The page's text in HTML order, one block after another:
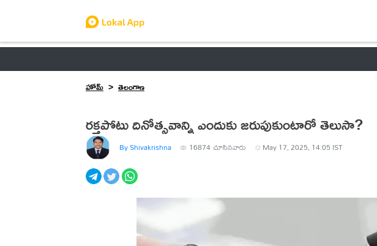
హోమ్
తెలంగాణ
రక్తపోటు దినోత్సవాన్ని ఎందుకు జరుపుకుంటారో తెలుసా?
By Shivakrishna 16874చూసినవారు May 17, 2025, 14:05 IST